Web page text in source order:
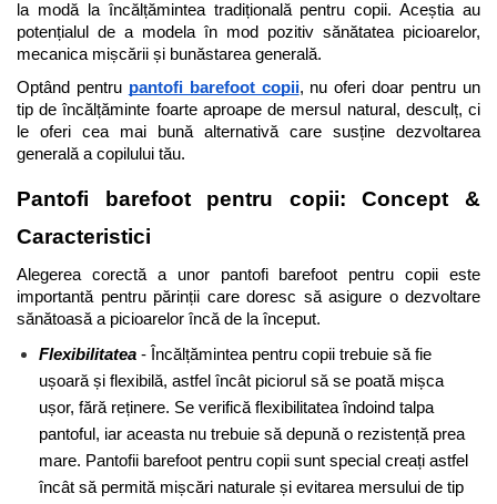
la modă la încălțămintea tradițională pentru copii. Aceștia au
potențialul de a modela în mod pozitiv sănătatea picioarelor,
mecanica mișcării și bunăstarea generală.
Optând pentru pantofi barefoot copii, nu oferi doar pentru un
tip de încălțăminte foarte aproape de mersul natural, desculț, ci
le oferi cea mai bună alternativă care susține dezvoltarea
generală a copilului tău.
Pantofi barefoot pentru copii: Concept &
Caracteristici
Alegerea corectă a unor pantofi barefoot pentru copii este
importantă pentru părinții care doresc să asigure o dezvoltare
sănătoasă a picioarelor încă de la început.
Flexibilitatea - Încălțămintea pentru copii trebuie să fie
ușoară și flexibilă, astfel încât piciorul să se poată mișca
ușor, fără reținere. Se verifică flexibilitatea îndoind talpa
pantoful, iar aceasta nu trebuie să depună o rezistență prea
mare. Pantofii barefoot pentru copii sunt special creați astfel
încât să permită mișcări naturale și evitarea mersului de tip